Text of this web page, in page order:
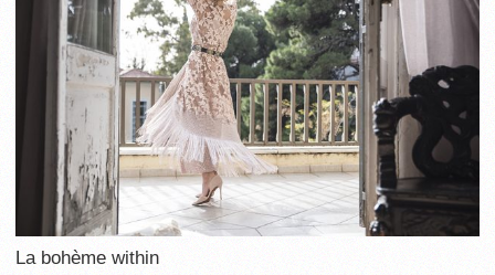
La bohème within